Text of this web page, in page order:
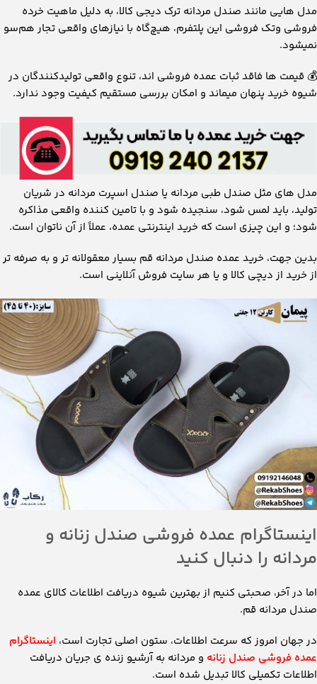
مدل ‌هایی مانند صندل مردانه ترک دیجی‌ کالا، به دلیل ماهیت خرده‌
فروشی وتک فروشی این پلتفرم، هیچ‌گاه با نیازهای واقعی تجار هم‌سو
نمیشود.
💰 قیمت ‌ها فاقد ثبات عمده‌ فروشی ‌اند، تنوع واقعی تولیدکنندگان در
شیوه خرید پنهان میماند و امکان بررسی مستقیم کیفیت وجود ندارد.
مدل های مثل صندل طبی مردانه یا صندل اسپرت مردانه در شریان
تولید، باید لمس شود، سنجیده شود و با تامین کننده واقعی مذاکره
شود؛ و این چیزی است که خرید اینترنتی عمده، عملاً از آن ناتوان است.
بدین جهت، خرید عمده صندل مردانه قم بسیار معقولانه تر و به صرفه تر
از خرید از دیچی کالا و یا هر سایت فروش آنلاینی است.
اینستاگرام عمده فروشی صندل زنانه و
مردانه را دنبال کنید
اما در آخر، صحبتی کنیم از بهترین شیوه دریافت اطلاعات کالای عمده
صندل مردانه قم.
در جهان امروز که سرعت اطلاعات، ستون اصلی تجارت است، اینستاگرام
عمده‌ فروشی صندل زنانه و مردانه به آرشیو زنده ی جریان دریافت
اطلاعات تکمیلی کالا تبدیل شده است.